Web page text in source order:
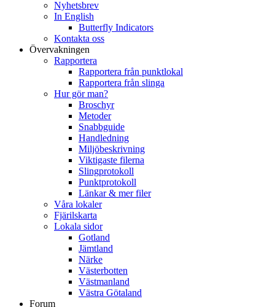
Nyhetsbrev
In English
Butterfly Indicators
Kontakta oss
Övervakningen
Rapportera
Rapportera från punktlokal
Rapportera från slinga
Hur gör man?
Broschyr
Metoder
Snabbguide
Handledning
Miljöbeskrivning
Viktigaste filerna
Slingprotokoll
Punktprotokoll
Länkar & mer filer
Våra lokaler
Fjärilskarta
Lokala sidor
Gotland
Jämtland
Närke
Västerbotten
Västmanland
Västra Götaland
Forum